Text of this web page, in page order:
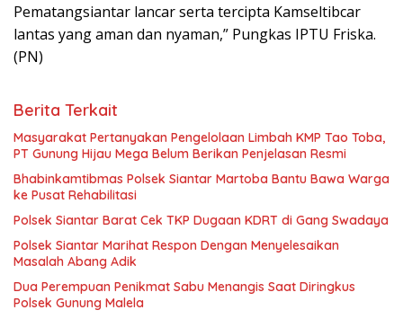
Pematangsiantar lancar serta tercipta Kamseltibcar
lantas yang aman dan nyaman,” Pungkas IPTU Friska.
(PN)
Berita Terkait
Masyarakat Pertanyakan Pengelolaan Limbah KMP Tao Toba,
PT Gunung Hijau Mega Belum Berikan Penjelasan Resmi
Bhabinkamtibmas Polsek Siantar Martoba Bantu Bawa Warga
ke Pusat Rehabilitasi
Polsek Siantar Barat Cek TKP Dugaan KDRT di Gang Swadaya
Polsek Siantar Marihat Respon Dengan Menyelesaikan
Masalah Abang Adik
Dua Perempuan Penikmat Sabu Menangis Saat Diringkus
Polsek Gunung Malela